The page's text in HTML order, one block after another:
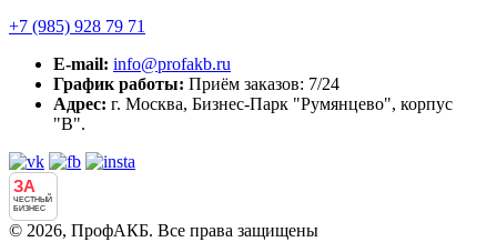
+7 (985) 928 79 71
E-mail: info@profakb.ru
График работы: Приём заказов: 7/24
Адрес: г. Москва, Бизнес-Парк "Румянцево", корпус
"В".
ЗА
ЧЕСТНЫЙ
БИЗНЕС
© 2026, ПрофАКБ. Все права защищены